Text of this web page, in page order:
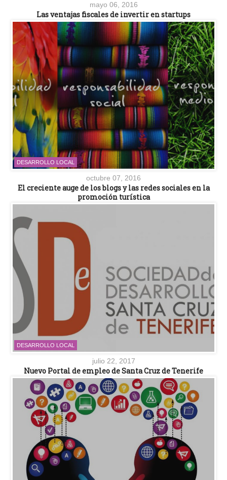
mayo 06, 2016
Las ventajas fiscales de invertir en startups
DESARROLLO LOCAL
octubre 07, 2016
El creciente auge de los blogs y las redes sociales en la
promoción turística
DESARROLLO LOCAL
julio 22, 2017
Nuevo Portal de empleo de Santa Cruz de Tenerife